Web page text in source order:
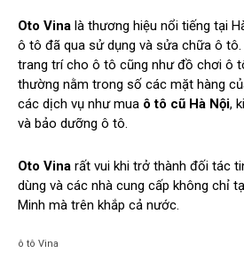
Oto Vina là thương hiệu nổi tiếng tại
ô tô đã qua sử dụng và sửa chữa ô
trang trí cho ô tô cũng như đồ chơi ô
thường nằm trong số các mặt hàng
các dịch vụ như mua ô tô cũ Hà Nội,
và bảo dưỡng ô tô.
Oto Vina rất vui khi trở thành đối tác
dùng và các nhà cung cấp không chỉ
Minh mà trên khắp cả nước.
ô tô Vina